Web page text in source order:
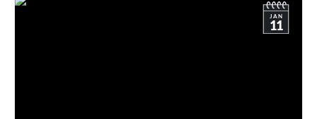
JAN
11